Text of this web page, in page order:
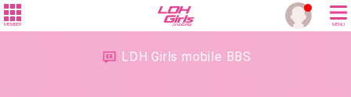
MEMBER MENU
LDH Girls mobile BBS